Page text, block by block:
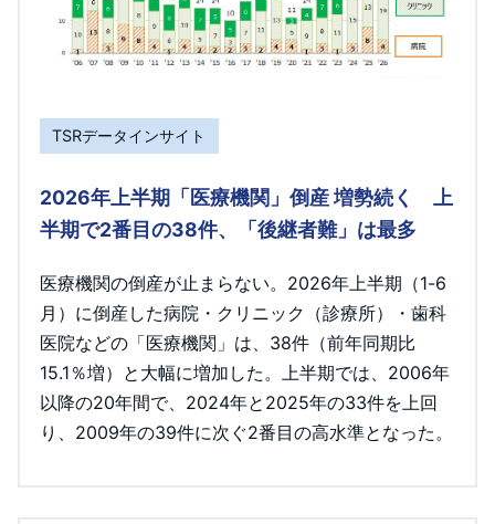
TSRデータインサイト
2026年上半期「医療機関」倒産 増勢続く 上
半期で2番目の38件、「後継者難」は最多
医療機関の倒産が止まらない。2026年上半期（1-6
月）に倒産した病院・クリニック（診療所）・歯科
医院などの「医療機関」は、38件（前年同期比
15.1％増）と大幅に増加した。上半期では、2006年
以降の20年間で、2024年と2025年の33件を上回
り、2009年の39件に次ぐ2番目の高水準となった。